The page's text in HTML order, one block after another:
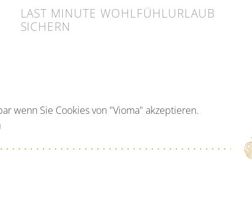
LAST MINUTE WOHLFÜHLURLAUB
SICHERN
wenn Sie Cookies von "Vioma" akzeptieren.